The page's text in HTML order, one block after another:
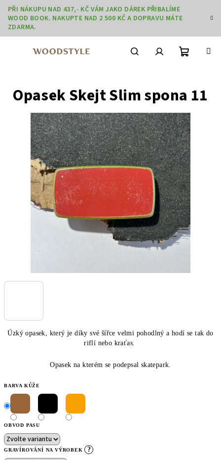
Přejít
obsah
PŘI NÁKUPU NAD 437,- KČ VÁM JAKO DÁREK PŘIBALÍME
WOOD BOOK. NAKUPTE NAD 2 500 KČ A DOPRAVU MÁTE
ZDARMA.
košík
Úzký opasek, který je díky své šířce velmi pohodlný a hodí se tak do
riflí nebo kraťas.
Opasek na kterém se podepsal skatepark.
BARVA KŮŽE
OBVOD PASU
GRAVÍROVÁNÍ NA VÝROBEK ?
Opasek Skejt Slim spona 11